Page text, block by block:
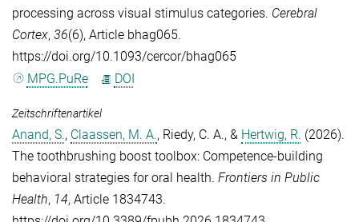
processing across visual stimulus categories. Cerebral
Cortex, 36(6), Article bhag065.
https://doi.org/10.1093/cercor/bhag065
MPG.PuRe
DOI
Zeitschriftenartikel
Anand, S., Claassen, M. A., Riedy, C. A., & Hertwig, R. (2026).
The toothbrushing boost toolbox: Competence-building
behavioral strategies for oral health. Frontiers in Public
Health, 14, Article 1834743.